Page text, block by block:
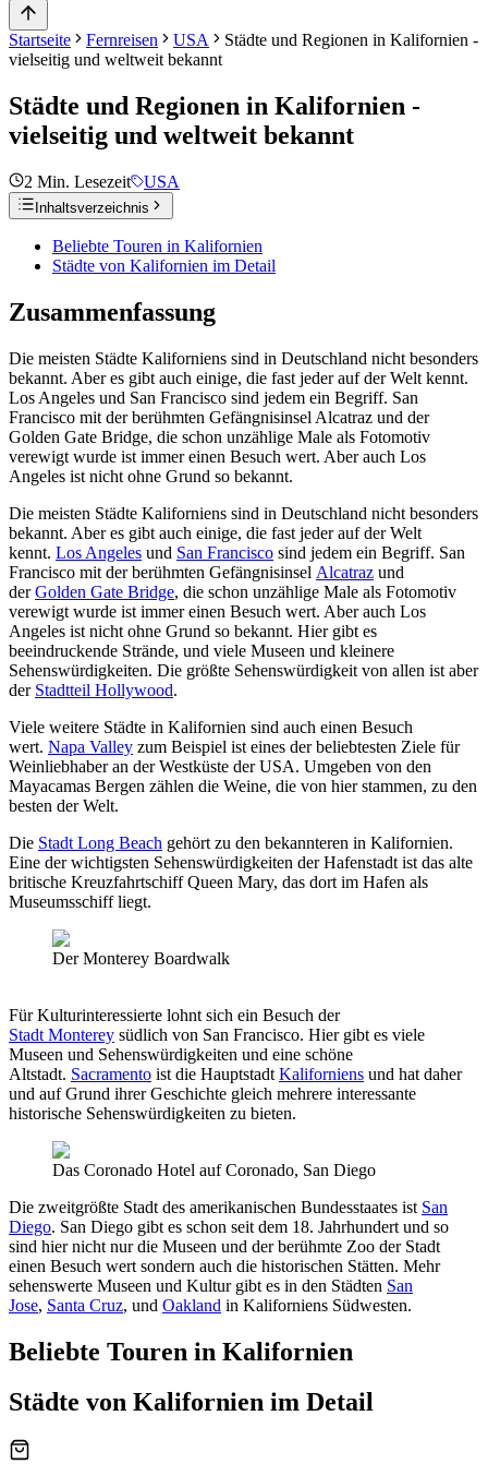
Startseite Fernreisen USA
Städte und Regionen in Kalifornien -
vielseitig und weltweit bekannt
Städte und Regionen in Kalifornien -
vielseitig und weltweit bekannt
2 Min. Lesezeit USA
Inhaltsverzeichnis
Beliebte Touren in Kalifornien
Städte von Kalifornien im Detail
Zusammenfassung
Die meisten Städte Kaliforniens sind in Deutschland nicht besonders
bekannt. Aber es gibt auch einige, die fast jeder auf der Welt kennt.
Los Angeles und San Francisco sind jedem ein Begriff. San
Francisco mit der berühmten Gefängnisinsel Alcatraz und der
Golden Gate Bridge, die schon unzählige Male als Fotomotiv
verewigt wurde ist immer einen Besuch wert. Aber auch Los
Angeles ist nicht ohne Grund so bekannt.
Die meisten Städte Kaliforniens sind in Deutschland nicht besonders
bekannt. Aber es gibt auch einige, die fast jeder auf der Welt
kennt. Los Angeles und San Francisco sind jedem ein Begriff. San
Francisco mit der berühmten Gefängnisinsel Alcatraz und
derGolden Gate Bridge, die schon unzählige Male als Fotomotiv
verewigt wurde ist immer einen Besuch wert. Aber auch Los
Angeles ist nicht ohne Grund so bekannt. Hier gibt es
beeindruckende Strände, und viele Museen und kleinere
Sehenswürdigkeiten. Die größte Sehenswürdigkeit von allen ist aber
der Stadtteil Hollywood.
Viele weitere Städte in Kalifornien sind auch einen Besuch
wert. Napa Valley zum Beispiel ist eines der beliebtesten Ziele für
Weinliebhaber an der Westküste der USA. Umgeben von den
Mayacamas Bergen zählen die Weine, die von hier stammen, zu den
besten der Welt.
Die Stadt Long Beach gehört zu den bekannteren in Kalifornien.
Eine der wichtigsten Sehenswürdigkeiten der Hafenstadt ist das alte
britische Kreuzfahrtschiff Queen Mary, das dort im Hafen als
Museumsschiff liegt.
Der Monterey Boardwalk
Für Kulturinteressierte lohnt sich ein Besuch der
Stadt Monterey südlich von San Francisco. Hier gibt es viele
Museen und Sehenswürdigkeiten und eine schöne
Altstadt. Sacramento ist die Hauptstadt Kaliforniens und hat daher
und auf Grund ihrer Geschichte gleich mehrere interessante
historische Sehenswürdigkeiten zu bieten.
Das Coronado Hotel auf Coronado, San Diego
Die zweitgrößte Stadt des amerikanischen Bundesstaates ist San
Diego. San Diego gibt es schon seit dem 18. Jahrhundert und so
sind hier nicht nur die Museen und der berühmte Zoo der Stadt
einen Besuch wert sondern auch die historischen Stätten. Mehr
sehenswerte Museen und Kultur gibt es in den Städten San
Jose, Santa Cruz, und Oakland in Kaliforniens Südwesten.
Beliebte Touren in Kalifornien
Städte von Kalifornien im Detail